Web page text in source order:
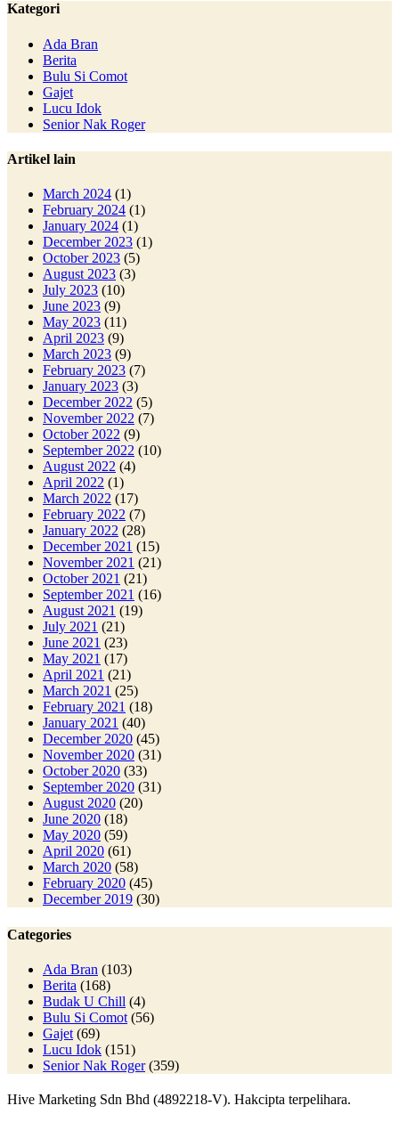
Kategori
Ada Bran
Berita
Bulu Si Comot
Gajet
Lucu Idok
Senior Nak Roger
Artikel lain
March 2024 (1)
February 2024 (1)
January 2024 (1)
December 2023 (1)
October 2023 (5)
August 2023 (3)
July 2023 (10)
June 2023 (9)
May 2023 (11)
April 2023 (9)
March 2023 (9)
February 2023 (7)
January 2023 (3)
December 2022 (5)
November 2022 (7)
October 2022 (9)
September 2022 (10)
August 2022 (4)
April 2022 (1)
March 2022 (17)
February 2022 (7)
January 2022 (28)
December 2021 (15)
November 2021 (21)
October 2021 (21)
September 2021 (16)
August 2021 (19)
July 2021 (21)
June 2021 (23)
May 2021 (17)
April 2021 (21)
March 2021 (25)
February 2021 (18)
January 2021 (40)
December 2020 (45)
November 2020 (31)
October 2020 (33)
September 2020 (31)
August 2020 (20)
June 2020 (18)
May 2020 (59)
April 2020 (61)
March 2020 (58)
February 2020 (45)
December 2019 (30)
Categories
Ada Bran (103)
Berita (168)
Budak U Chill (4)
Bulu Si Comot (56)
Gajet (69)
Lucu Idok (151)
Senior Nak Roger(359)
Hive Marketing Sdn Bhd (4892218-V). Hakcipta terpelihara.